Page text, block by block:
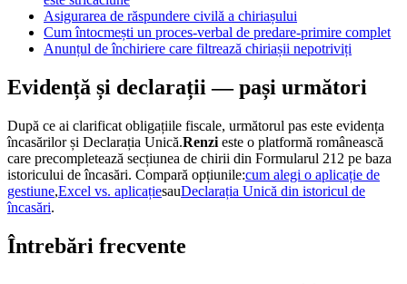
Asigurarea de răspundere civilă a chiriașului
Cum întocmești un proces-verbal de predare-primire complet
Anunțul de închiriere care filtrează chiriașii nepotriviți
Evidență și declarații — pași următori
După ce ai clarificat obligațiile fiscale, următorul pas este evidența
încasărilor și Declarația Unică.Renzi este o platformă românească
care precompletează secțiunea de chirii din Formularul 212 pe baza
istoricului de încasări. Compară opțiunile:cum alegi o aplicație de
gestiune,Excel vs. aplicațiesauDeclarația Unică din istoricul de
încasări.
Întrebări frecvente